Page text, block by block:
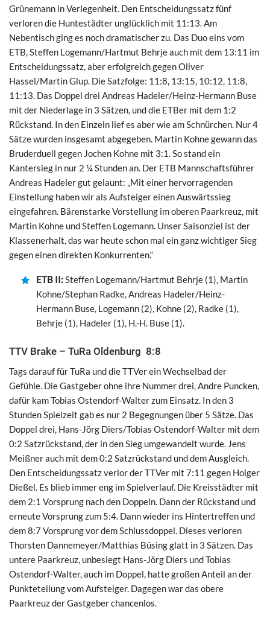
Grünemann in Verlegenheit. Den Entscheidungssatz fünf
verloren die Huntestädter unglücklich mit 11:13. Am
Nebentisch ging es noch dramatischer zu. Das Duo eins vom
ETB, Steffen Logemann/Hartmut Behrje auch mit dem 13:11 im
Entscheidungssatz, aber erfolgreich gegen Oliver
Hassel/Martin Glup. Die Satzfolge: 11:8, 13:15, 10:12, 11:8,
11:13. Das Doppel drei Andreas Hadeler/Heinz-Hermann Buse
mit der Niederlage in 3 Sätzen, und die ETBer mit dem 1:2
Rückstand. In den Einzeln lief es aber wie am Schnürchen. Nur 4
Sätze wurden insgesamt abgegeben. Martin Kohne gewann das
Bruderduell gegen Jochen Kohne mit 3:1. So stand ein
Kantersieg in nur 2 ¼ Stunden an. Der ETB Mannschaftsführer
Andreas Hadeler gut gelaunt: „Mit einer hervorragenden
Einstellung haben wir als Aufsteiger einen Auswärtssieg
eingefahren. Bärenstarke Vorstellung im oberen Paarkreuz, mit
Martin Kohne und Steffen Logemann. Unser Saisonziel ist der
Klassenerhalt, das war heute schon mal ein ganz wichtiger Sieg
gegen einen direkten Konkurrenten.“
ETB II:Steffen Logemann/Hartmut Behrje (1), Martin
Kohne/Stephan Radke, Andreas Hadeler/Heinz-
Hermann Buse, Logemann (2), Kohne (2), Radke (1),
Behrje (1), Hadeler (1), H.-H. Buse (1).
TTV Brake – TuRa Oldenburg 8:8
Tags darauf für TuRa und die TTVer ein Wechselbad der
Gefühle. Die Gastgeber ohne ihre Nummer drei, Andre Puncken,
dafür kam Tobias Ostendorf-Walter zum Einsatz. In den 3
Stunden Spielzeit gab es nur 2 Begegnungen über 5 Sätze. Das
Doppel drei, Hans-Jörg Diers/Tobias Ostendorf-Walter mit dem
0:2 Satzrückstand, der in den Sieg umgewandelt wurde. Jens
Meißner auch mit dem 0:2 Satzrückstand und dem Ausgleich.
Den Entscheidungssatz verlor der TTVer mit 7:11 gegen Holger
Dießel. Es blieb immer eng im Spielverlauf. Die Kreisstädter mit
dem 2:1 Vorsprung nach den Doppeln. Dann der Rückstand und
erneute Vorsprung zum 5:4. Dann wieder ins Hintertreffen und
dem 8:7 Vorsprung vor dem Schlussdoppel. Dieses verloren
Thorsten Dannemeyer/Matthias Büsing glatt in 3 Sätzen. Das
untere Paarkreuz, unbesiegt Hans-Jörg Diers und Tobias
Ostendorf-Walter, auch im Doppel, hatte großen Anteil an der
Punkteteilung vom Aufsteiger. Dagegen war das obere
Paarkreuz der Gastgeber chancenlos.